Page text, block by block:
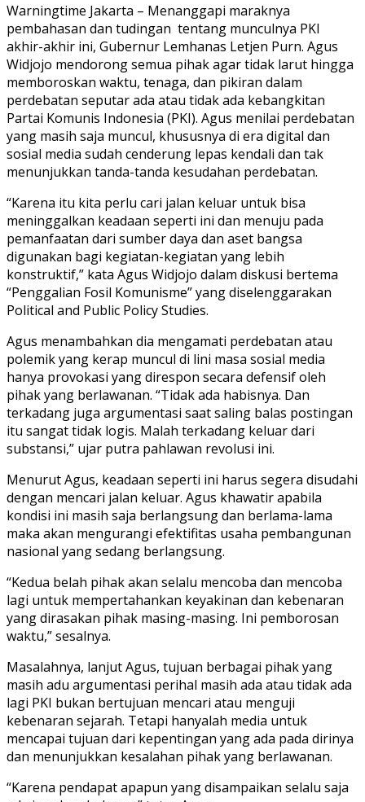
Warningtime Jakarta – Menanggapi maraknya
pembahasan dan tudingan tentang munculnya PKI
akhir-akhir ini, Gubernur Lemhanas Letjen Purn. Agus
Widjojo mendorong semua pihak agar tidak larut hingga
memboroskan waktu, tenaga, dan pikiran dalam
perdebatan seputar ada atau tidak ada kebangkitan
Partai Komunis Indonesia (PKI). Agus menilai perdebatan
yang masih saja muncul, khususnya di era digital dan
sosial media sudah cenderung lepas kendali dan tak
menunjukkan tanda-tanda kesudahan perdebatan.
“Karena itu kita perlu cari jalan keluar untuk bisa
meninggalkan keadaan seperti ini dan menuju pada
pemanfaatan dari sumber daya dan aset bangsa
digunakan bagi kegiatan-kegiatan yang lebih
konstruktif,” kata Agus Widjojo dalam diskusi bertema
“Penggalian Fosil Komunisme” yang diselenggarakan
Political and Public Policy Studies.
Agus menambahkan dia mengamati perdebatan atau
polemik yang kerap muncul di lini masa sosial media
hanya provokasi yang direspon secara defensif oleh
pihak yang berlawanan. “Tidak ada habisnya. Dan
terkadang juga argumentasi saat saling balas postingan
itu sangat tidak logis. Malah terkadang keluar dari
substansi,” ujar putra pahlawan revolusi ini.
Menurut Agus, keadaan seperti ini harus segera disudahi
dengan mencari jalan keluar. Agus khawatir apabila
kondisi ini masih saja berlangsung dan berlama-lama
maka akan mengurangi efektifitas usaha pembangunan
nasional yang sedang berlangsung.
“Kedua belah pihak akan selalu mencoba dan mencoba
lagi untuk mempertahankan keyakinan dan kebenaran
yang dirasakan pihak masing-masing. Ini pemborosan
waktu,” sesalnya.
Masalahnya, lanjut Agus, tujuan berbagai pihak yang
masih adu argumentasi perihal masih ada atau tidak ada
lagi PKI bukan bertujuan mencari atau menguji
kebenaran sejarah. Tetapi hanyalah media untuk
mencapai tujuan dari kepentingan yang ada pada dirinya
dan menunjukkan kesalahan pihak yang berlawanan.
“Karena pendapat apapun yang disampaikan selalu saja